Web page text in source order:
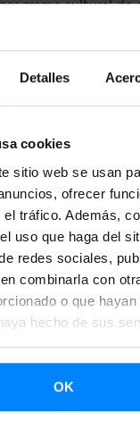
Detalles
cookies
sitio web se usan
ofrecer
tráfico. Además,
uso que haga del
redes sociales,
combinarla con
o que
hecho de sus
OK
con la
dos
en la Quinta
el que ofrecerán
célebre guitarrista
de
Theatre, 18:00h).
ofrecerá el
(10 de
mitad ofrecerá
de Aita Donostia
composiciones
en concierto
Ramón